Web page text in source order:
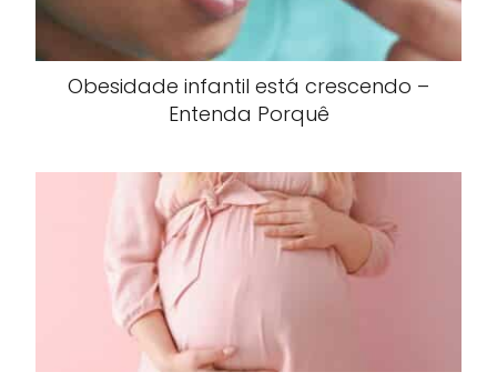
Obesidade infantil está crescendo –
Entenda Porquê